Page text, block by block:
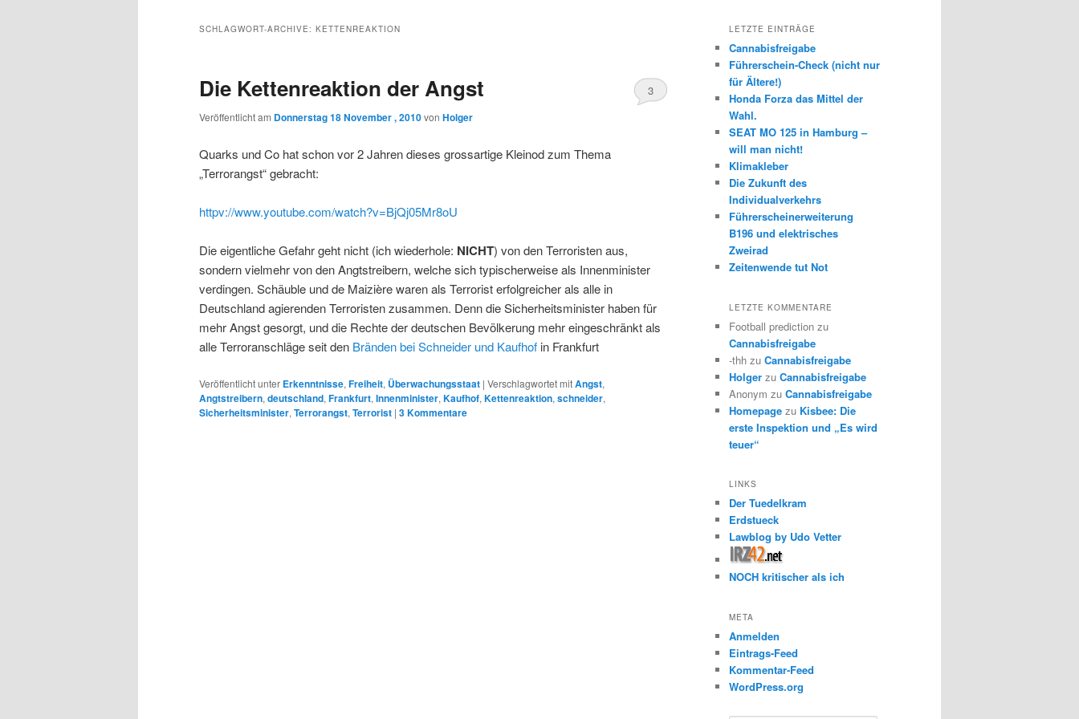
wechseln
SCHLAGWORT-ARCHIVE: KETTENREAKTION
Die Kettenreaktion der Angst
Veröffentlicht am Donnerstag 18 November , 2010von Holger
3
Quarks und Co hat schon vor 2 Jahren dieses grossartige Kleinod zum Thema
„Terrorangst“ gebracht:
httpv://www.youtube.com/watch?v=BjQj05Mr8oU
Die eigentliche Gefahr geht nicht (ich wiederhole: NICHT) von den Terroristen aus,
sondern vielmehr von den Angtstreibern, welche sich typischerweise als Innenminister
verdingen. Schäuble und de Maizière waren als Terrorist erfolgreicher als alle in
Deutschland agierenden Terroristen zusammen. Denn die Sicherheitsminister haben für
mehr Angst gesorgt, und die Rechte der deutschen Bevölkerung mehr eingeschränkt als
alle Terroranschläge seit den Bränden bei Schneider und Kaufhof in Frankfurt
Veröffentlicht unter Erkenntnisse, Freiheit, Überwachungsstaat | Verschlagwortet mitAngst,
Angtstreibern, deutschland, Frankfurt, Innenminister, Kaufhof, Kettenreaktion, schneider,
Sicherheitsminister, Terrorangst, Terrorist | 3Kommentare
LETZTE EINTRÄGE
Cannabisfreigabe
Führerschein-Check (nicht nur
für Ältere!)
Honda Forza das Mittel der
Wahl.
SEAT MO 125 in Hamburg –
will man nicht!
Klimakleber
Die Zukunft des
Individualverkehrs
Führerscheinerweiterung
B196 und elektrisches
Zweirad
Zeitenwende tut Not
LETZTE KOMMENTARE
Football prediction zu
Cannabisfreigabe
-thh zu Cannabisfreigabe
Holger zu Cannabisfreigabe
Anonym zu Cannabisfreigabe
Homepage zu Kisbee: Die
erste Inspektion und „Es wird
teuer“
LINKS
Der Tuedelkram
Erdstueck
Lawblog by Udo Vetter
NOCH kritischer als ich
META
Anmelden
Eintrags-Feed
Kommentar-Feed
WordPress.org